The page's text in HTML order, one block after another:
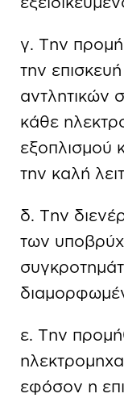
γ. Την
την
αντλητικών
κάθε
εξοπλισμού
την καλή
δ. Την
των
ε. Την
εφόσον η